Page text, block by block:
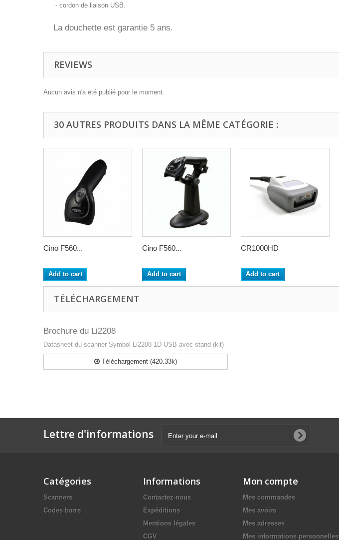
- cordon de liaison USB.
La douchette est garantie 5 ans.
REVIEWS
Aucun avis n'a été publié pour le moment.
30 AUTRES PRODUITS DANS LA MÊME CATÉGORIE :
Cino F560...
Add to cart
Cino F560...
Add to cart
CR1000HD
Add to cart
TÉLÉCHARGEMENT
Brochure du Li2208
Datasheet du scanner Symbol Li2208 1D USB avec stand (kit)
Téléchargement (420.33k)
Lettre d'informations
Catégories
Scanners
Codes barre
Informations
Contactez-nous
Expéditions
Mentions légales
CGV
Mon compte
Mes commandes
Mes avoirs
Mes adresses
Mes informations personnelles